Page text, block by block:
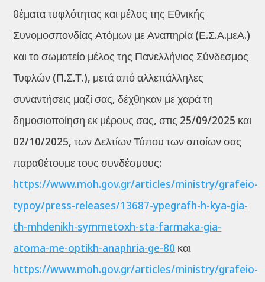
θέματα τυφλότητας και μέλος της Εθνικής
Συνομοσπονδίας Ατόμων με Αναπηρία (Ε.Σ.Α.μεΑ.)
και το σωματείο μέλος της Πανελλήνιος Σύνδεσμος
Τυφλών (Π.Σ.Τ.), μετά από αλλεπάλληλες
συναντήσεις μαζί σας, δέχθηκαν με χαρά τη
δημοσιοποίηση εκ μέρους σας, στις 25/09/2025 και
02/10/2025, των Δελτίων Τύπου των οποίων σας
παραθέτουμε τους συνδέσμους:
https://www.moh.gov.gr/articles/ministry/grafeio-
typoy/press-releases/13687-ypegrafh-h-kya-gia-
th-mhdenikh-symmetoxh-sta-farmaka-gia-
atoma-me-optikh-anaphria-ge-80 και
https://www.moh.gov.gr/articles/ministry/grafeio-